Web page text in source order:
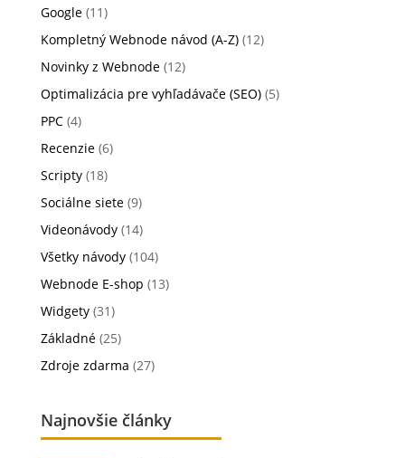
Google(11)
Kompletný Webnode návod (A-Z)(12)
Novinky z Webnode(12)
Optimalizácia pre vyhľadávače (SEO)(5)
PPC(4)
Recenzie(6)
Scripty(18)
Sociálne siete(9)
Videonávody(14)
Všetky návody(104)
Webnode E-shop (13)
Widgety(31)
Základné(25)
Zdroje zdarma (27)
Najnovšie články